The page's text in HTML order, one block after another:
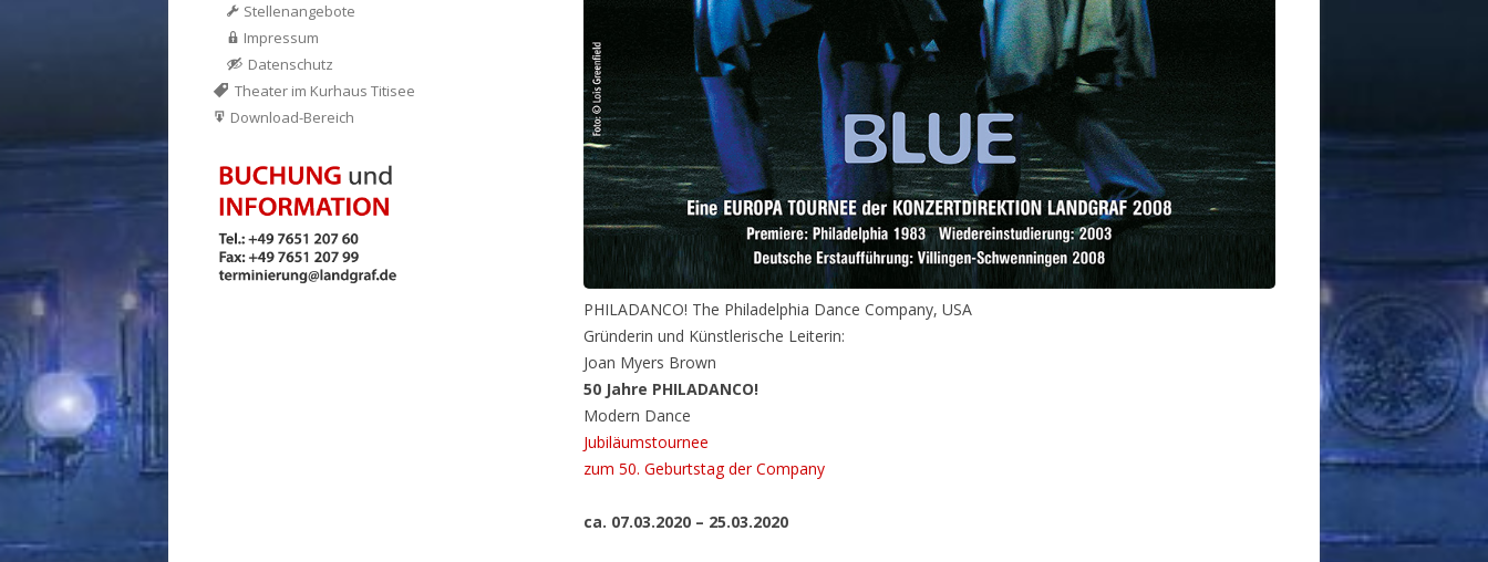
PHILADANCO! The Philadelphia Dance Company, USA
Gründerin und Künstlerische Leiterin:
Joan Myers Brown
50 Jahre PHILADANCO!
Modern Dance
Jubiläumstournee
zum 50. Geburtstag der Company
ca. 07.03.2020 – 25.03.2020
Stellenangebote
Impressum
Datenschutz
Theater im Kurhaus Titisee
Download-Bereich